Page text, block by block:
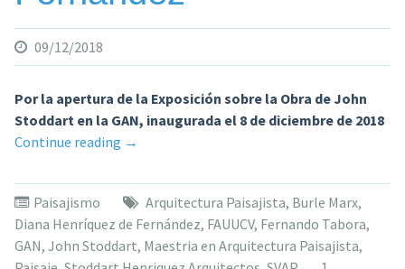
09/12/2018
Por la apertura de la Exposición sobre la Obra de John
Stoddart en la GAN, inaugurada el 8 de diciembre de 2018
Continue reading «Palabras
la
Arq.
Diana
Henríquez
→
Paisajismo Arquitectura Paisajista, Burle Marx,
Diana Henríquez de Fernández, FAUUCV, Fernando Tabora,
GAN, John Stoddart, Maestria en Arquitectura Paisajista,